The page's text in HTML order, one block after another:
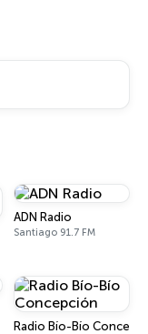
ADN Radio
Santiago 91.7 FM
Radio Bío-Bío